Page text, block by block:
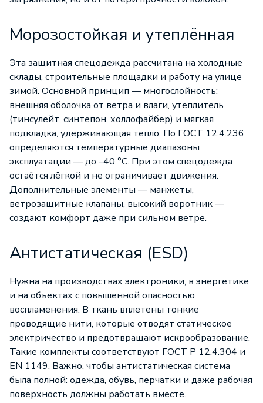
Морозостойкая и утеплённая
Эта защитная спецодежда рассчитана на холодные
склады, строительные площадки и работу на улице
зимой. Основной принцип — многослойность:
внешняя оболочка от ветра и влаги, утеплитель
(тинсулейт, синтепон, холлофайбер) и мягкая
подкладка, удерживающая тепло. По ГОСТ 12.4.236
определяются температурные диапазоны
эксплуатации — до –40 °C. При этом спецодежда
остаётся лёгкой и не ограничивает движения.
Дополнительные элементы — манжеты,
ветрозащитные клапаны, высокий воротник —
создают комфорт даже при сильном ветре.
Антистатическая (ESD)
Нужна на производствах электроники, в энергетике
и на объектах с повышенной опасностью
воспламенения. В ткань вплетены тонкие
проводящие нити, которые отводят статическое
электричество и предотвращают искрообразование.
Такие комплекты соответствуют ГОСТ Р 12.4.304 и
EN 1149. Важно, чтобы антистатическая система
была полной: одежда, обувь, перчатки и даже рабочая
поверхность должны работать вместе.